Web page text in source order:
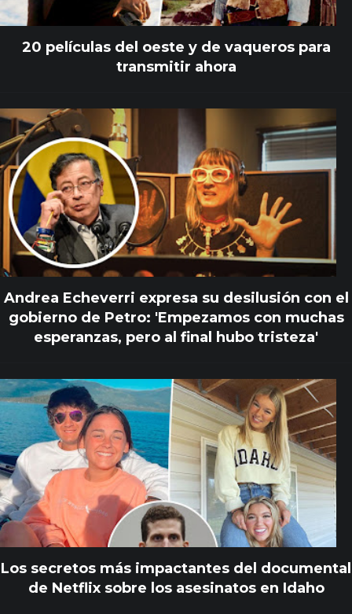
20 películas del oeste y de vaqueros para
transmitir ahora
Andrea Echeverri expresa su desilusión con el
gobierno de Petro: 'Empezamos con muchas
esperanzas, pero al final hubo tristeza'
Los secretos más impactantes del documental
de Netflix sobre los asesinatos en Idaho